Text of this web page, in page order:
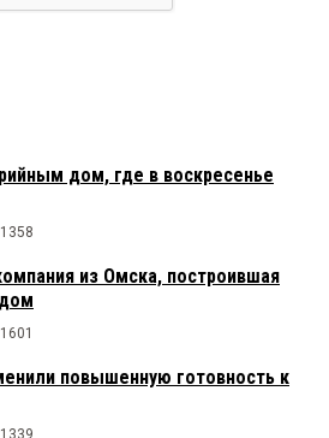
дом, где в воскресенье
1358
из Омска, построившая
1601
повышенную готовность к
1339